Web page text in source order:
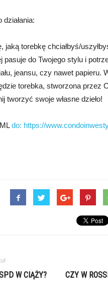
działania:
jaką torebkę chciałbyś/
pasuje do Twojego stylu i
jeansu, czy nawet papieru.
torebka, stworzona przez
tworzyć swoje własne dzieło!
do: https://
W CIĄŻY?
CZY W